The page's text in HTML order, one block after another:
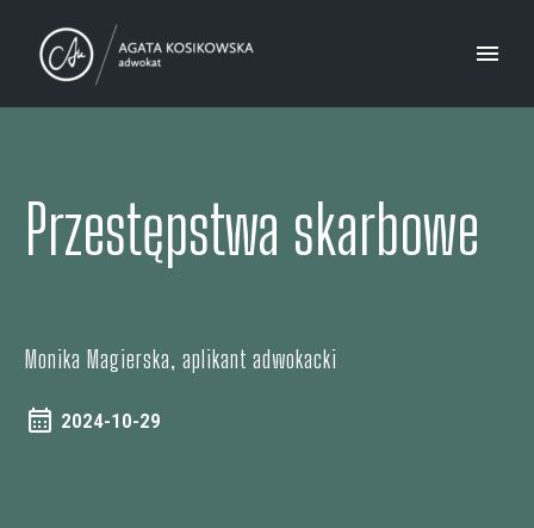
Przestępstwa skarbowe
Monika Magierska, aplikant adwokacki
2024-10-29